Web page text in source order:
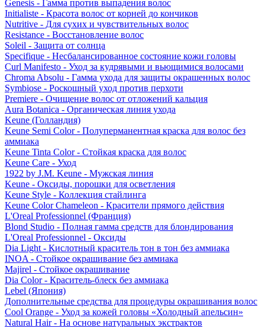
Genesis - Гамма против выпадения волос
Initialiste - Красота волос от корней до кончиков
Nutritive - Для сухих и чувствительных волос
Resistance - Восстановление волос
Soleil - Защита от солнца
Specifique - Несбалансированное состояние кожи головы
Curl Manifesto - Уход за кудрявыми и вьющимися волосами
Chroma Absolu - Гамма ухода для защиты окрашенных волос
Symbiose - Роскошный уход против перхоти
Premiere - Очищение волос от отложений кальция
Aura Botanica - Органическая линия ухода
Keune (Голландия)
Keune Semi Color - Полуперманентная краска для волос без
аммиака
Keune Tinta Color - Стойкая краска для волос
Keune Care - Уход
1922 by J.M. Keune - Мужская линия
Keune - Оксиды, порошки для осветления
Keune Style - Коллекция стайлинга
Keune Color Chameleon - Красители прямого действия
L'Oreal Professionnel (Франция)
Blond Studio - Полная гамма средств для блондирования
L'Oreal Professionnel - Оксиды
Dia Light - Кислотный краситель тон в тон без аммиака
INOA - Стойкое окрашивание без аммиака
Majirel - Стойкое окрашивание
Dia Color - Краситель-блеск без аммиака
Lebel (Япония)
Дополнительные средства для процедуры окрашивания волос
Cool Orange - Уход за кожей головы «Холодный апельсин»
Natural Hair - На основе натуральных экстрактов